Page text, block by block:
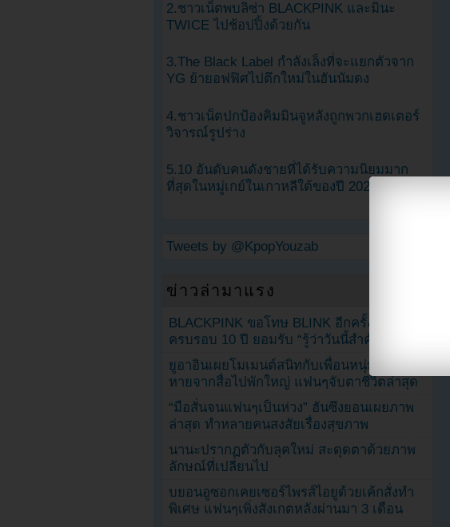
2.ชาวเน็ตพบลิซ่า BLACKPINK และมินะ
TWICE ไปช้อปปิ้งด้วยกัน
3.The Black Label กำลังเล็งที่จะแยกตัวจาก
YG ย้ายอฟฟิศไปตึกใหม่ในฮันนัมดง
4.ชาวเน็ตปกป้องคิมมินจูหลังถูกพวกเฮดเตอร์
วิจารณ์รูปร่าง
5.10 อันดับคนดังชายที่ได้รับความนิยมมาก
ที่สุดในหมู่เกย์ในเกาหลีใต้ของปี 2023
Tweets by @KpopYouzab
ข่าวล่ามาแรง
BLACKPINK ขอโทษ BLINK อีกครั้งในวัน
ครบรอบ 10 ปี ยอมรับ “รู้ว่าวันนี้สำคัญมาก”
ยูอาอินเผยโมเมนต์สนิทกับเพื่อนหนุ่ม หลัง
หายจากสื่อไปพักใหญ่ แฟนๆจับตาชีวิตล่าสุด
“มือสั่นจนแฟนๆเป็นห่วง” ฮันซึงยอนเผยภาพ
ล่าสุด ทำหลายคนสงสัยเรื่องสุขภาพ
นานะปรากฏตัวกับลุคใหม่ สะดุดตาด้วยภาพ
ลักษณ์ที่เปลี่ยนไป
บยอนอูซอกเคยเซอร์ไพรส์ไอยูด้วยเค้กสั่งทำ
พิเศษ แฟนๆเพิ่งสังเกตหลังผ่านมา 3 เดือน